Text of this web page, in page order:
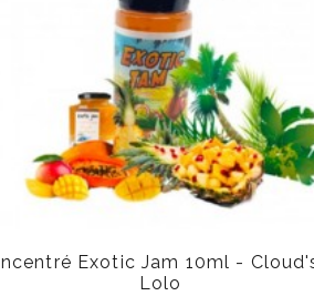
Exotic Jam 10ml -
Lolo